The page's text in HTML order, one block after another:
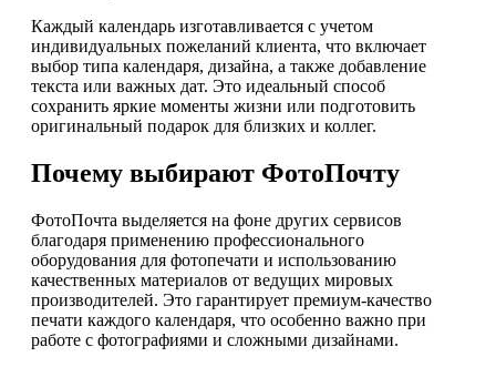
Каждый календарь изготавливается с учетом
индивидуальных пожеланий клиента, что включает
выбор типа календаря, дизайна, а также добавление
текста или важных дат. Это идеальный способ
сохранить яркие моменты жизни или подготовить
оригинальный подарок для близких и коллег.
Почему выбирают ФотоПочту
ФотоПочта выделяется на фоне других сервисов
благодаря применению профессионального
оборудования для фотопечати и использованию
качественных материалов от ведущих мировых
производителей. Это гарантирует премиум-качество
печати каждого календаря, что особенно важно при
работе с фотографиями и сложными дизайнами.